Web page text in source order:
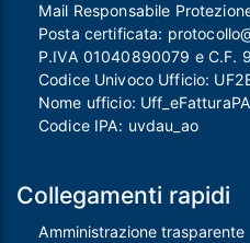
Mail Responsabile
Posta certificata:
P.IVA 01040890079 e C.F.
Codice Univoco Ufficio:
Nome ufficio: Uff_eFatturaPA
Codice IPA: uvdau_ao
Collegamenti rapidi
Amministrazione trasparente